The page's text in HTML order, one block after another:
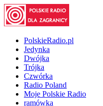
PolskieRadio.pl
Jedynka
Dwójka
Trójka
Czwórka
Radio Poland
Moje Polskie Radio
ramówka